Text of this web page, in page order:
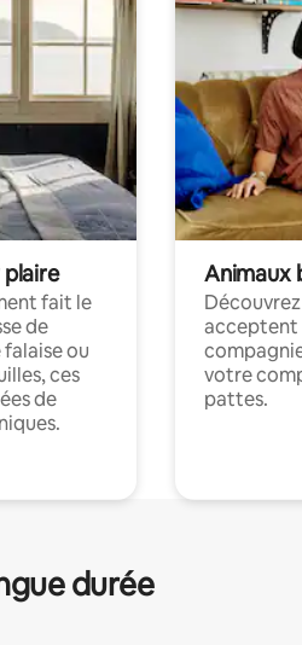
plaire
fait le
de
ou
ces
de
Animaux
acceptent
votre
pattes.
durée